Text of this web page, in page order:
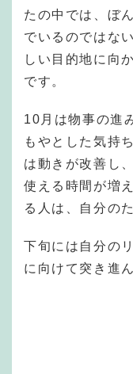
たの中では、ぼ
でいるのではな
しい目的地に向
です。
10月は物事の進
もやとした気持
は動きが改善し
使える時間が増
る人は、自分の
下旬には自分の
に向けて突き進